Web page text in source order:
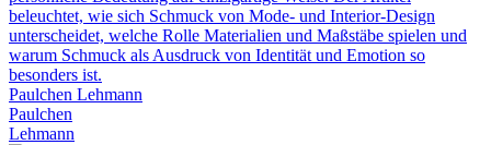
beleuchtet, wie sich Schmuck von Mode- und Interior-Design
unterscheidet, welche Rolle Materialien und Maßstäbe spielen und
warum Schmuck als Ausdruck von Identität und Emotion so
besonders ist.
Paulchen Lehmann
Paulchen
Lehmann